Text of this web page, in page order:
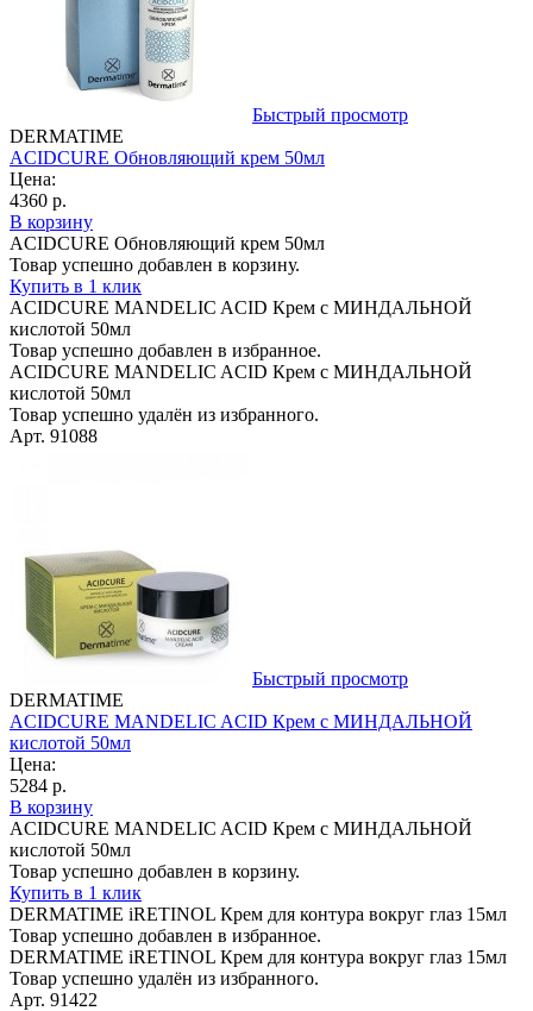
Быстрый просмотр
DERMATIME
ACIDCURE Обновляющий крем 50мл
Цена:
4360 р.
В корзину
ACIDCURE Обновляющий крем 50мл
Товар успешно добавлен в корзину.
Купить в 1 клик
ACIDCURE MANDELIC ACID Крем с МИНДАЛЬНОЙ
кислотой 50мл
Товар успешно добавлен в избранное.
ACIDCURE MANDELIC ACID Крем с МИНДАЛЬНОЙ
кислотой 50мл
Товар успешно удалён из избранного.
Арт. 91088
Быстрый просмотр
DERMATIME
ACIDCURE MANDELIC ACID Крем с МИНДАЛЬНОЙ
кислотой 50мл
Цена:
5284 р.
В корзину
ACIDCURE MANDELIC ACID Крем с МИНДАЛЬНОЙ
кислотой 50мл
Товар успешно добавлен в корзину.
Купить в 1 клик
DERMATIME iRETINOL Крем для контура вокруг глаз 15мл
Товар успешно добавлен в избранное.
DERMATIME iRETINOL Крем для контура вокруг глаз 15мл
Товар успешно удалён из избранного.
Арт. 91422